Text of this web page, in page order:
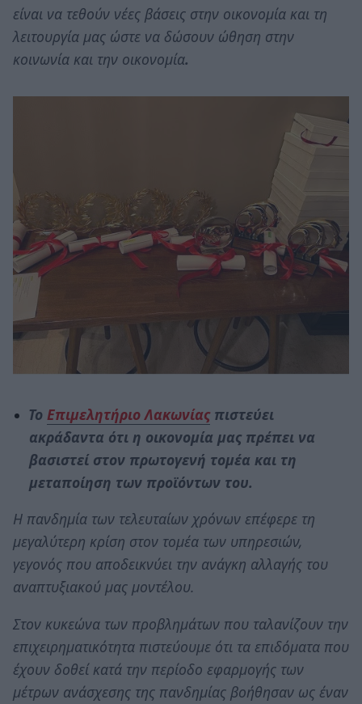
είναι να τεθούν νέες βάσεις στην οικονομία και τη
λειτουργία μας ώστε να δώσουν ώθηση στην
κοινωνία και την οικονομία.
Το Επιμελητήριο Λακωνίαςπιστεύει
ακράδαντα ότι η οικονομία μας πρέπει να
βασιστεί στον πρωτογενή τομέα και τη
μεταποίηση των προϊόντων του.
Η πανδημία των τελευταίων χρόνων επέφερε τη
μεγαλύτερη κρίση στον τομέα των υπηρεσιών,
γεγονός που αποδεικνύει την ανάγκη αλλαγής του
αναπτυξιακού μας μοντέλου.
Στον κυκεώνα των προβλημάτων που ταλανίζουν την
επιχειρηματικότητα πιστεύουμε ότι τα επιδόματα που
έχουν δοθεί κατά την περίοδο εφαρμογής των
μέτρων ανάσχεσης της πανδημίας βοήθησαν ως έναν